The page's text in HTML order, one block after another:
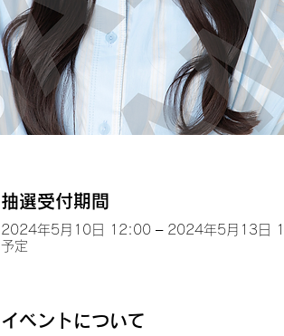
抽選受付期間
2024年5月10日 12:00 – 2024年5月13日
予定
イベントについて